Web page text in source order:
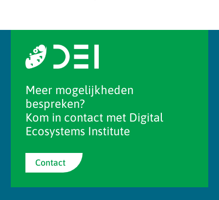
Meer mogelijkheden
bespreken?
Kom in contact met Digital
Ecosystems Institute
Contact